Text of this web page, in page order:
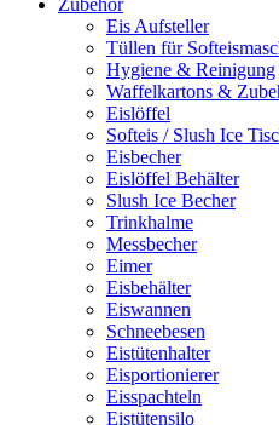
Zubehör
Eis Aufsteller
Tüllen für
Hygiene & Reinigung
Waffelkartons &
Eislöffel
Softeis / Slush Ice
Eisbecher
Eislöffel Behälter
Slush Ice Becher
Trinkhalme
Messbecher
Eimer
Eisbehälter
Eiswannen
Schneebesen
Eistütenhalter
Eisportionierer
Eisspachteln
Eistütensilo